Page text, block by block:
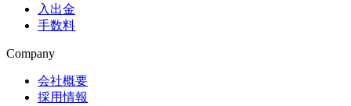
入出金
手数料
Company
会社概要
採用情報